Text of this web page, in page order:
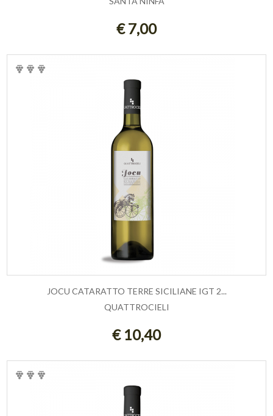
ESAURITO
€ 7,00
AGGIUNGI AL CARRELLO
JOCU CATARATTO TERRE SICILIANE IGT 2...
QUATTROCIELI
€ 10,40